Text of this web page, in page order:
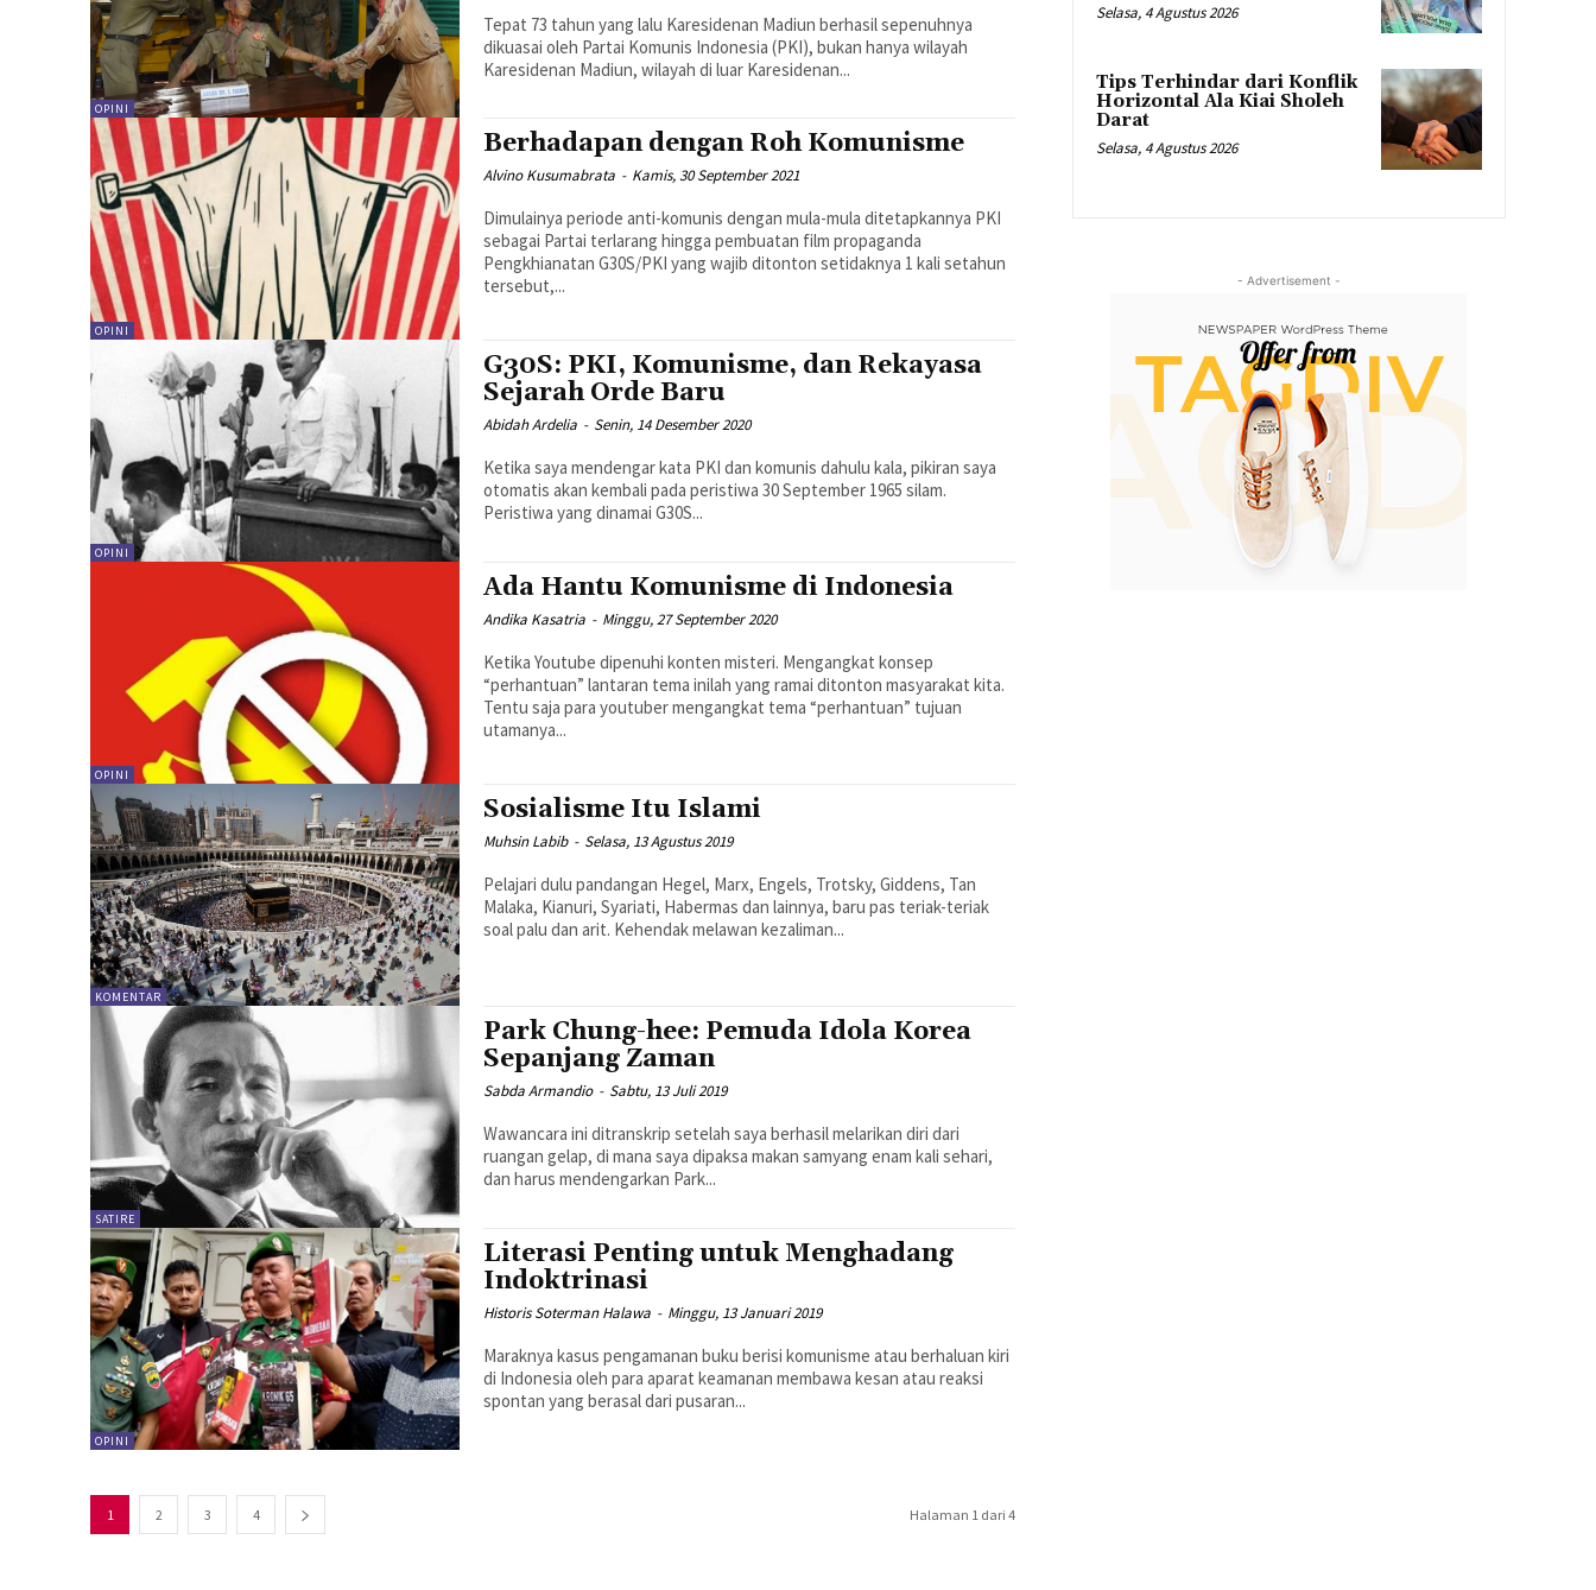
OPINI
Tepat 73 tahun yang lalu Karesidenan Madiun berhasil sepenuhnya
dikuasai oleh Partai Komunis Indonesia (PKI), bukan hanya wilayah
Karesidenan Madiun, wilayah di luar Karesidenan...
OPINI
Berhadapan dengan Roh Komunisme
Alvino Kusumabrata - Kamis, 30 September 2021
Dimulainya periode anti-komunis dengan mula-mula ditetapkannya PKI
sebagai Partai terlarang hingga pembuatan film propaganda
Pengkhianatan G30S/PKI yang wajib ditonton setidaknya 1 kali setahun
tersebut,...
OPINI
G30S: PKI, Komunisme, dan Rekayasa
Sejarah Orde Baru
Abidah Ardelia - Senin, 14 Desember 2020
Ketika saya mendengar kata PKI dan komunis dahulu kala, pikiran saya
otomatis akan kembali pada peristiwa 30 September 1965 silam.
Peristiwa yang dinamai G30S...
OPINI
Ada Hantu Komunisme di Indonesia
Andika Kasatria - Minggu, 27 September 2020
Ketika Youtube dipenuhi konten misteri. Mengangkat konsep
“perhantuan” lantaran tema inilah yang ramai ditonton masyarakat kita.
Tentu saja para youtuber mengangkat tema “perhantuan” tujuan
utamanya...
KOMENTAR
Sosialisme Itu Islami
Muhsin Labib - Selasa, 13 Agustus 2019
Pelajari dulu pandangan Hegel, Marx, Engels, Trotsky, Giddens, Tan
Malaka, Kianuri, Syariati, Habermas dan lainnya, baru pas teriak-teriak
soal palu dan arit. Kehendak melawan kezaliman...
SATIRE
Park Chung-hee: Pemuda Idola Korea
Sepanjang Zaman
Sabda Armandio - Sabtu, 13 Juli 2019
Wawancara ini ditranskrip setelah saya berhasil melarikan diri dari
ruangan gelap, di mana saya dipaksa makan samyang enam kali sehari,
dan harus mendengarkan Park...
OPINI
Literasi Penting untuk Menghadang
Indoktrinasi
Historis Soterman Halawa - Minggu, 13 Januari 2019
Maraknya kasus pengamanan buku berisi komunisme atau berhaluan kiri
di Indonesia oleh para aparat keamanan membawa kesan atau reaksi
spontan yang berasal dari pusaran...
1 2 3 4 Halaman 1 dari 4
Selasa, 4 Agustus 2026
Tips Terhindar dari Konflik
Horizontal Ala Kiai Sholeh
Darat
Selasa, 4 Agustus 2026
- Advertisement -